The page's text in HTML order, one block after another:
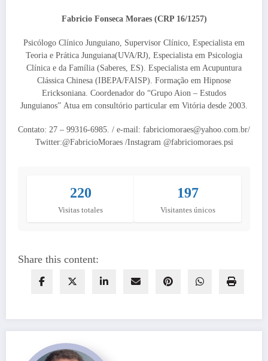
Fabricio Fonseca Moraes (CRP 16/1257)
Psicólogo Clínico Junguiano, Supervisor Clínico, Especialista em
Teoria e Prática Junguiana(UVA/RJ), Especialista em Psicologia
Clínica e da Família (Saberes, ES). Especialista em Acupuntura
Clássica Chinesa (IBEPA/FAISP). Formação em Hipnose
Ericksoniana. Coordenador do “Grupo Aion – Estudos
Junguianos” Atua em consultório particular em Vitória desde 2003.
Contato: 27 – 99316-6985. / e-mail: fabriciomoraes@yahoo.com.br/
Twitter:@FabricioMoraes /Instagram @fabriciomoraes.psi
220
Visitas totales
197
Visitantes únicos
Share this content: